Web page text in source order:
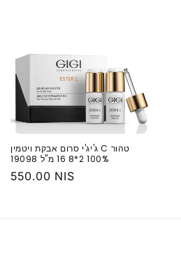
‏ג'יג'י סרום אבקת ויטמין C טהור
100% ‏2*8 ‏16 מ"ל 19098
מחיר
550.00 NIS